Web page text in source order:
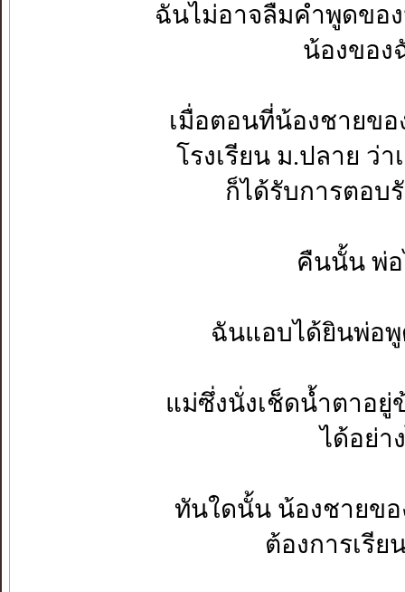
ฉันไม่อาจลืมคำพูดขอ
น้องของ
เมื่อตอนที่น้องชายข
โรงเรียน ม.ปลาย ว่
ก็ได้รับการตอบ
คืนนั้น พ่
ฉันแอบได้ยินพ่อพู
แม่ซึ่งนั่งเช็ดน้ำตาอยู่
ได้อย่า
ทันใดนั้น น้องชายขอ
ต้องการเรี